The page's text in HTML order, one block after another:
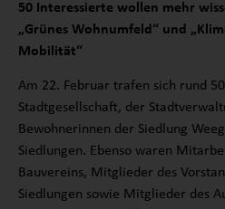
50 Interessierte wollen mehr
„Grünes Wohnumfeld“ und
Mobilität“​
Am 22. Februar trafen sich rund
Stadtgesellschaft, der
Bewohnerinnen der Siedlung
Siedlungen. Ebenso waren
Bauvereins, Mitglieder des
Siedlungen sowie Mitglieder des